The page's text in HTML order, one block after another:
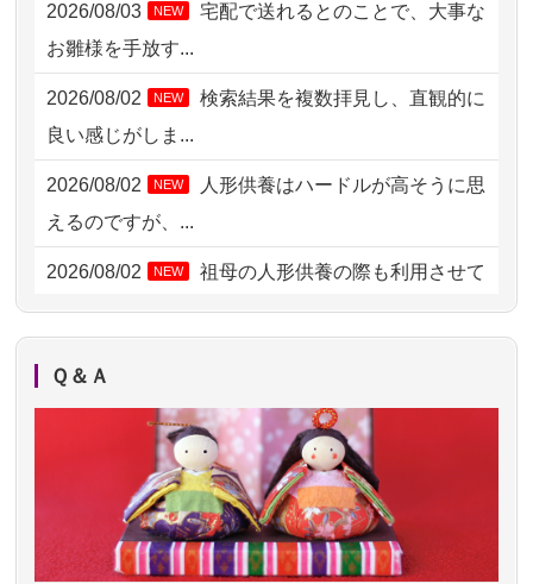
2026/08/02 11:15 千葉県の方からお申込み
2026/08/02 06:46 相模原の方からお申込み
2026/08/01 19:28
2026/08/01 17:10 東京都の方からお申込み
2026/08/01 11:07 さいたの方からお申込み
2026/07/31 17:28
2026/07/31 12:32 東京都の方からお申込み
2026/07/31 10:29 京都市の方からお申込み
2026/07/31 08:41 埼玉県の方からお申込み
2026/07/30 22:27 墨田区の方からお申込み
2026/08/03 NEW
宅配で送れるとのことで、大事な
お雛様を手放す...
2026/08/02 NEW
検索結果を複数拝見し、直観的に
良い感じがしま...
2026/08/02 NEW
人形供養はハードルが高そうに思
えるのですが、...
2026/08/02 NEW
祖母の人形供養の際も利用させて
いただき安心感がある
供養の内容（料金や送り方等）がとて
も丁寧に説...
2026/07/18つい先日も利用させていただきまし
た。 手続...
Ｑ＆Ａ